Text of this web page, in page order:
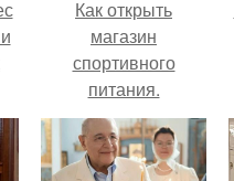
Как открыть
магазин
спортивного
питания.